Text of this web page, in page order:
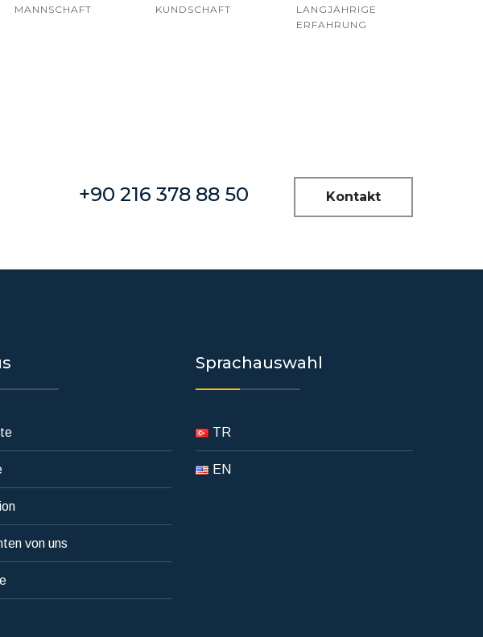
MANNSCHAFT KUNDSCHAFT
LANGJÄHRIGE
ERFAHRUNG
+90 216 378 88 50 Kontakt
von uns
Sprachauswahl
TR
EN